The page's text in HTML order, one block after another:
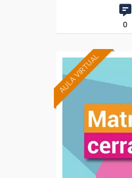
0
AULA VIRTUAL